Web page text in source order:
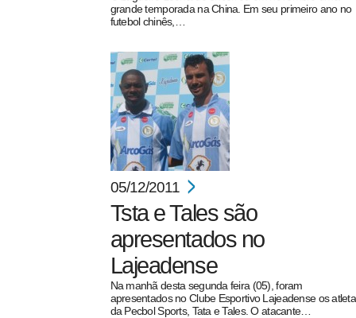
pecbol.com
grande temporada na China. Em seu primeiro ano no
futebol chinês,…
05/12/2011
Tsta e Tales são
apresentados no
Lajeadense
Na manhã desta segunda feira (05), foram
apresentados no Clube Esportivo Lajeadense os
da Pecbol Sports, Tata e Tales. O atacante…